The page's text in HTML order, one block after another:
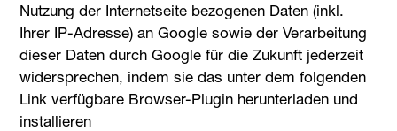
Nutzung der Internetseite bezogenen Daten (inkl.
Ihrer IP-Adresse) an Google sowie der Verarbeitung
dieser Daten durch Google für die Zukunft jederzeit
widersprechen, indem sie das unter dem folgenden
Link verfügbare Browser-Plugin herunterladen und
installieren